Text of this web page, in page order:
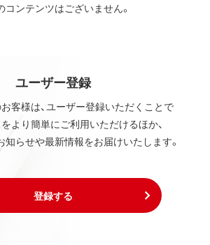
コンテンツはございません。
ユーザー登録
客様は、ユーザー登録いただくことで
より簡単にご利用いただけるほか、
知らせや最新情報をお届けいたします。
登録する